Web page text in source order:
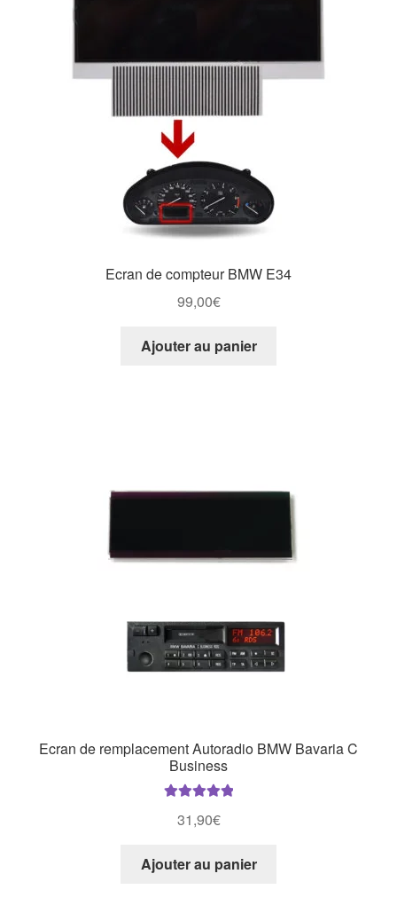
Ecran de compteur BMW E34
99,00€
Ajouter au panier
Ecran de remplacement Autoradio BMW Bavaria C
Business
5
31,90€
Ajouter au panier